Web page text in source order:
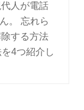
人が電話
。 忘れら
する方法
4つ紹介し